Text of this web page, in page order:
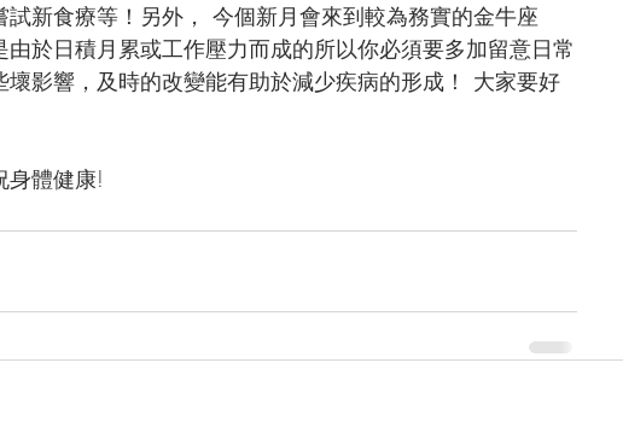
新食療等！另外， 今個新月會來到較為務實的金牛座
於日積月累或工作壓力而成的所以你必須要多加留意日常
影響，及時的改變能有助於減少疾病的形成！ 大家要好
身體健康!